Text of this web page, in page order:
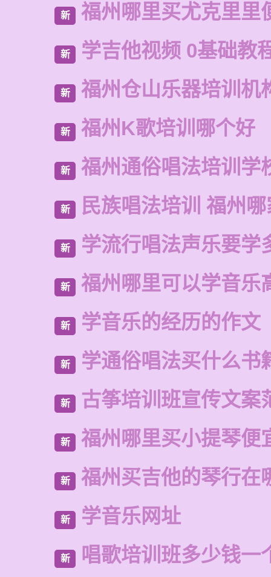
新 福州哪里买尤克里里
新 学吉他视频 0基础教
新 福州仓山乐器培训机
新 福州K歌培训哪个好
新 福州通俗唱法培训学
新 民族唱法培训 福州
新 学流行唱法声乐要学
新 福州哪里可以学音乐
新 学音乐的经历的作文
新 学通俗唱法买什么书
新 古筝培训班宣传文案
新 福州哪里买小提琴便
新 福州买吉他的琴行在
新 学音乐网址
新 唱歌培训班多少钱一